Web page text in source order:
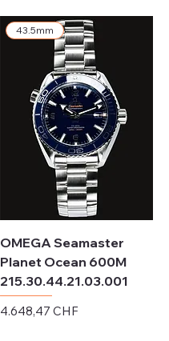
43.5mm
OMEGA Seamaster
Planet Ocean 600M
215.30.44.21.03.001
Preis
4.648,47 CHF